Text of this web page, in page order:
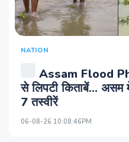
NATION
Assam Flood
से लिपटी किताबें... असम
7 तस्वीरें
06-08-26 10:08:46PM